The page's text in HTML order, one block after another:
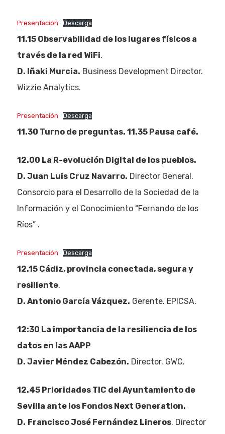
Presentación Descarga
11.15 Observabilidad de los lugares físicos a
través de la red WiFi.
D. Iñaki Murcia. Business Development Director.
Wizzie Analytics.
Presentación Descarga
11.30 Turno de preguntas. 11.35 Pausa café.
12.00 La R-evolución Digital de los pueblos.
D. Juan Luis Cruz Navarro. Director General.
Consorcio para el Desarrollo de la Sociedad de la
Información y el Conocimiento “Fernando de los
Ríos” .
Presentación Descarga
12.15 Cádiz, provincia conectada, segura y
resiliente.
D. Antonio García Vázquez. Gerente. EPICSA.
12:30 La importancia de la resiliencia de los
datos en las AAPP
D. Javier Méndez Cabezón. Director. GWC.
12.45 Prioridades TIC del Ayuntamiento de
Sevilla ante los Fondos Next Generation.
D. Francisco José Fernández Lineros. Director
Eventos
Empresas